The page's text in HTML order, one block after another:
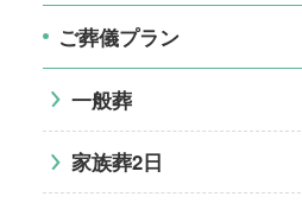
ご葬儀プラン
一般葬
家族葬2日